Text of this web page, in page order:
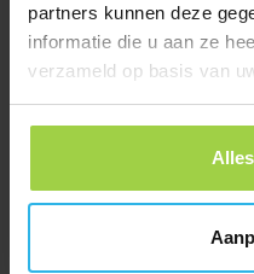
partners kunnen deze
informatie die u aan ze
verzameld op basis van
Siliconen hoesje – Pet Spotter